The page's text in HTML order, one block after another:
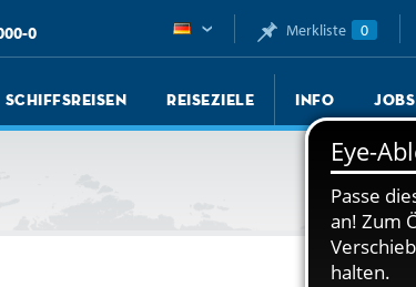
0 Merkliste 0
Schiffsreisen Reiseziele Info Jobs